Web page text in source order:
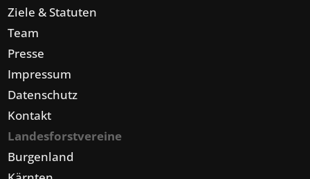
Ziele & Statuten
Team
Presse
Impressum
Datenschutz
Kontakt
Landesforstvereine
Burgenland